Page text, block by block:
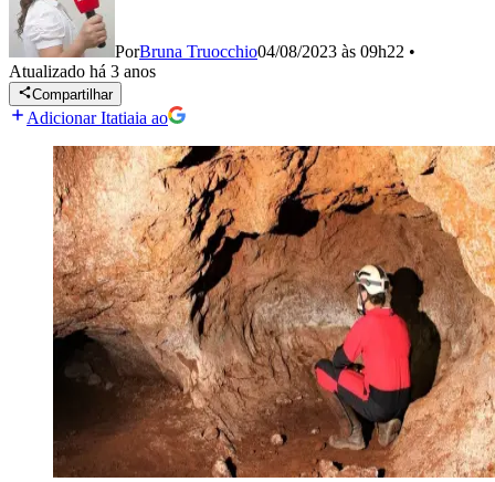
PorBruna Truocchio04/08/2023 às 09h22 •
Atualizado há 3 anos
Compartilhar
Adicionar Itatiaia ao